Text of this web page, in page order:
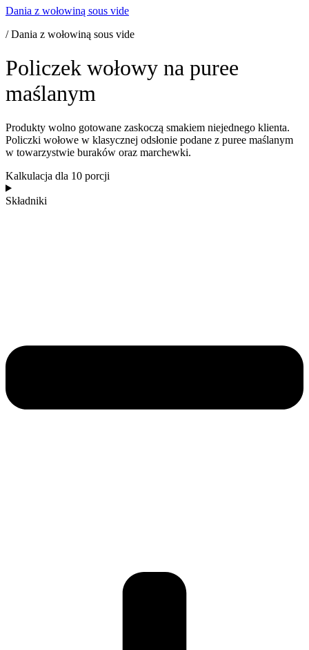
Dania z wołowiną sous vide
/ Dania z wołowiną sous vide
Policzek wołowy na puree
maślanym
Produkty wolno gotowane zaskoczą smakiem niejednego klienta.
Policzki wołowe w klasycznej odsłonie podane z puree maślanym
w towarzystwie buraków oraz marchewki.
Kalkulacja dla 10 porcji
Składniki